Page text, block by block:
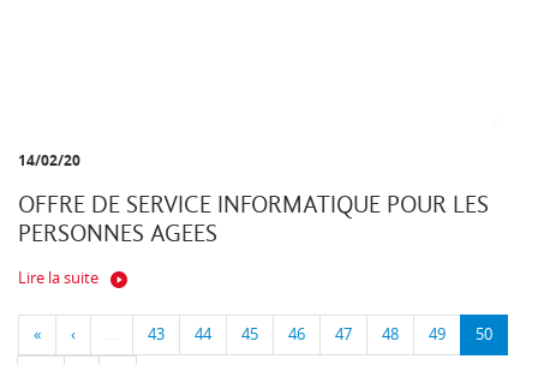
14/02/20
OFFRE DE SERVICE INFORMATIQUE POUR LES
PERSONNES AGEES
Lire la suite
« ‹ … 43 44 45 46 47 48 49 50